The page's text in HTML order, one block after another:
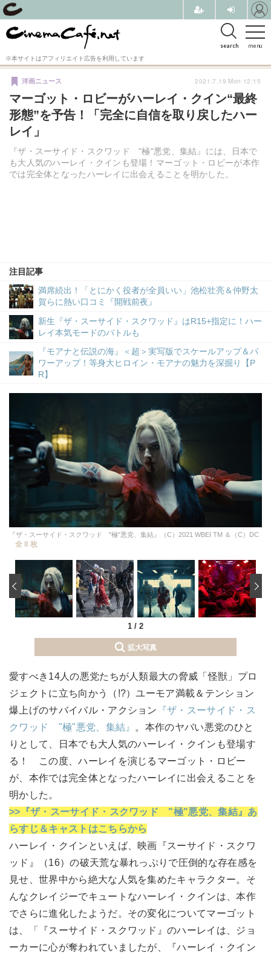
menu
search
※本サイトはアフィリエイト広告を利用しています
マーゴット・ロビーがハーレイ・クイン“最終
形態”を予告！「完全に自信を取り戻したハー
レイ」
『ザ・スーサイド・スクワッド "極"悪党、集結』には、日本で
も大人気のハーレイ・クインも登場！マーゴット・ロビーが本作
では完全体となったハーレイに出会えることを明かした。
洋画ニュース
注目記事
満席続出！「とにかく役者が全員いい」池松壮亮＆仲野太
賀らに熱い口コミ『開戦前夜』
新生『ザ・スーサイド・スクワッド』はR15+指定に！ハー
レイ本気モードのバトルも
『モアナと伝説の海』＜超＞実写版でスケールアップ＆パ
ワーアップ！等身大ヒロイン・モアナの魅力を深掘り【P
R】
2021.7.19 Mon 12:15
『ザ・スーサイド・スクワッド "極"悪党、集結』（C）2021 WBEI TM ＆（C）DC
全 8 枚
1 / 2
‹
拡大写真
愛すべき14人の悪党たちが人類最大の脅威「怪獣」プロ
ジェクトに立ち向かう（!?）ユーモア満載＆テンション
爆上げのサバイバル・アクション
『ザ・スーサイド・ス
クワッド "極"悪党、集結』 。本作のヤバい悪党のひと
りとして、日本でも大人気のハーレイ・クインも登場す
る！ この度、ハーレイを演じるマーゴット・ロビー
が、本作では完全体となったハーレイに出会えることを
明かした。
>>『ザ・スーサイド・スクワッド "極"悪党、集結』あ
らすじ＆キャストはこちらから
ハーレイ・クインといえば、映画『スーサイド・スクワ
ッド』（16）の破天荒な暴れっぷりで圧倒的な存在感を
見せ、世界中から絶大な人気を集めたキャラクター。そ
んなクレイジーでキュートなハーレイ・クインは、本作
でさらに進化したようだ。その変化についてマーゴット
は、「『スーサイド・スクワッド』のハーレイは、ジョ
ーカーに心が奪われていましたが、『ハーレイ・クイン